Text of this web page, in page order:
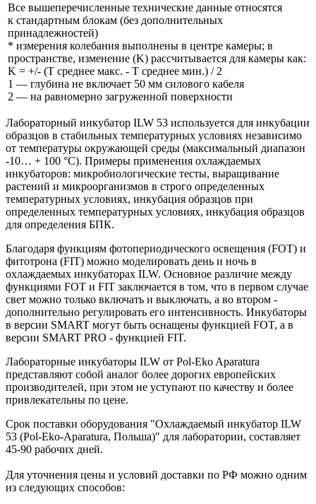
Все вышеперечисленные технические данные относятся
к стандартным блокам (без дополнительных
принадлежностей)
* измерения колебания выполнены в центре камеры; в
пространстве, изменение (K) рассчитывается для камеры как:
K = +/- (T среднее макс. - T среднее мин.) / 2
1 — глубина не включает 50 мм силового кабеля
2 — на равномерно загруженной поверхности
Лабораторный инкубатор ILW 53 используется для инкубации
образцов в стабильных температурных условиях независимо
от температуры окружающей среды (максимальный диапазон
-10… + 100 °C). Примеры применения охлаждаемых
инкубаторов: микробиологические тесты, выращивание
растений и микроорганизмов в строго определенных
температурных условиях, инкубация образцов при
определенных температурных условиях, инкубация образцов
для определения БПК.
Благодаря функциям фотопериодического освещения (FOT) и
фитотрона (FIT) можно моделировать день и ночь в
охлаждаемых инкубаторах ILW. Основное различие между
функциями FOT и FIT заключается в том, что в первом случае
свет можно только включать и выключать, а во втором -
дополнительно регулировать его интенсивность. Инкубаторы
в версии SMART могут быть оснащены функцией FOT, а в
версии SMART PRO - функцией FIT.
Лабораторные инкубаторы ILW от Pol-Eko Aparatura
представляют собой аналог более дорогих европейских
производителей, при этом не уступают по качеству и более
привлекательны по цене.
Срок поставки оборудования "Охлаждаемый инкубатор ILW
53 (Pol-Eko-Aparatura, Польша)" для лаборатории, составляет
45-90 рабочих дней.
Для уточнения цены и условий доставки по РФ можно одним
из следующих способов: